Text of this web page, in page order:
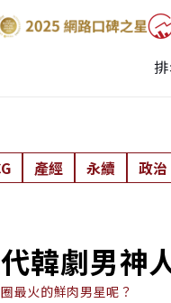
產經 永續 政治
韓劇男神
最火的鮮肉男星呢？